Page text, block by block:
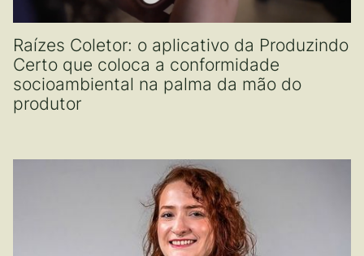
Raízes Coletor: o aplicativo da Produzindo
Certo que coloca a conformidade
socioambiental na palma da mão do
produtor